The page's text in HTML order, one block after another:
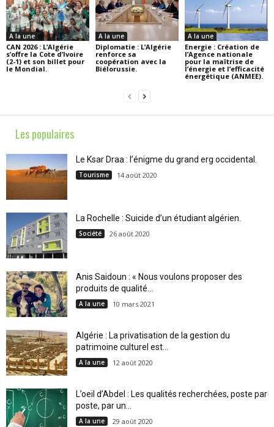
A la une
CAN 2026 : L’Algérie
s’offre la Cote d’Ivoire
(2-1) et son billet pour
le Mondial.
A la une
Diplomatie : L’Algérie
renforce sa
coopération avec la
Biélorussie.
A la une
Energie : Création de
l’Agence nationale
pour la maîtrise de
l’énergie et l’efficacité
énergétique (ANMEE).
Les populaires
Le Ksar Draa : l’énigme du grand erg occidental.
Tourisme 14 août 2020
La Rochelle : Suicide d’un étudiant algérien.
Société 26 août 2020
Anis Saidoun : « Nous voulons proposer des
produits de qualité...
A la une 10 mars 2021
Algérie : La privatisation de la gestion du
patrimoine culturel est...
A la une 12 août 2020
L’oeil d’Abdel : Les qualités recherchées, poste par
poste, par un...
A la une 29 août 2020